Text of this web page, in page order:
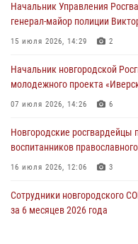
30 июля 2026, 08:40 5
Новгородские росгвардейцы
Телесюжет в программе
Новости часа." от 29 июля
29 июля 2026, 12:54 1
Начальник Управления
генерал-майор полиции
15 июля 2026, 14:29 2
Начальник новгородской
молодежного проекта
07 июля 2026, 14:26 6
Новгородские росгвардейцы
воспитанников
16 июля 2026, 12:06 3
Сотрудники новгородского
за 6 месяцев 2026 года